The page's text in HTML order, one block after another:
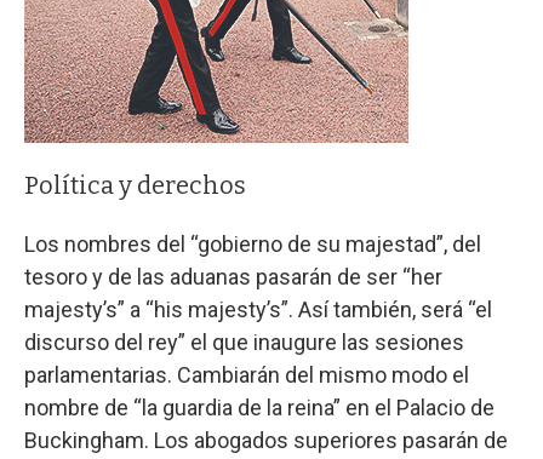
Política y derechos
Los nombres del “gobierno de su majestad”, del
tesoro y de las aduanas pasarán de ser “her
majesty’s” a “his majesty’s”. Así también, será “el
discurso del rey” el que inaugure las sesiones
parlamentarias. Cambiarán del mismo modo el
nombre de “la guardia de la reina” en el Palacio de
Buckingham. Los abogados superiores pasarán de